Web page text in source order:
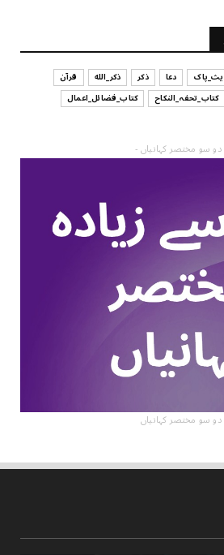
دعا ذکر ذکر_الله
قرآن
کتاب_تحفہ_النکاح کتاب_فضائل_اعمال
سو مختصر کہانیاں -
دو سو مختصر کہانیاں